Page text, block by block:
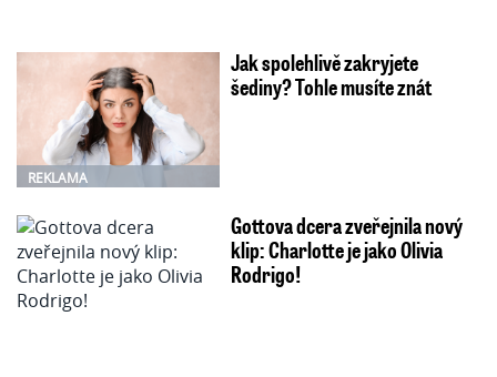
REKLAMA
Jak spolehlivě zakryjete
šediny? Tohle musíte znát
Gottova dcera zveřejnila nový
klip: Charlotte je jako Olivia
Rodrigo!